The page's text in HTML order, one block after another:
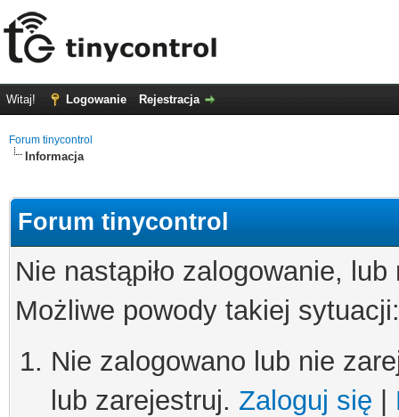
Witaj! Logowanie Rejestracja
Forum tinycontrol
Informacja
Forum tinycontrol
Nie nastąpiło zalogowanie,
Możliwe powody takiej sytuacji:
Nie zalogowano lub nie
lub zarejestruj. Zaloguj się